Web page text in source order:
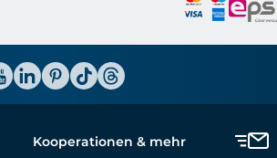
Kooperationen & mehr